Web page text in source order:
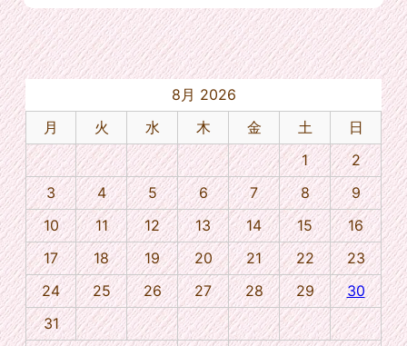
8月 2026
月
火 水 木 金 土
日
1
2
3
4 5 6 7 8
9
10
11 12 13 14 15
16
17
18 19 20 21 22
23
24
25 26 27 28 29
30
31